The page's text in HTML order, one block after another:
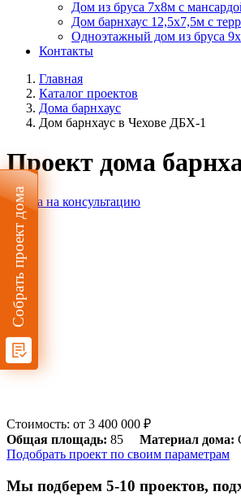
Дом из бруса 7х8м с
Дом барнхаус 12,5х7,5м с
Одноэтажный дом из бруса
Контакты
Главная
Каталог проектов
Дома барнхаус
Дом барнхаус в Чехове ДБX-1
Проект дома
Заявка на консультацию
Стоимость: от 3 400 000 ₽
Общая площадь: 85 Материал дома:
Подобрать проект по своим параметрам
Мы подберем 5-10 проектов,
Собрать проект дома